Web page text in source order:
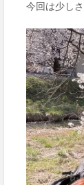
今回は少し